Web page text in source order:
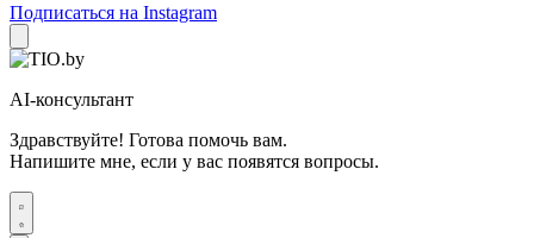
Подписаться на Instagram
AI-консультант
Здравствуйте! Готова помочь вам.
Напишите мне, если у вас появятся вопросы.